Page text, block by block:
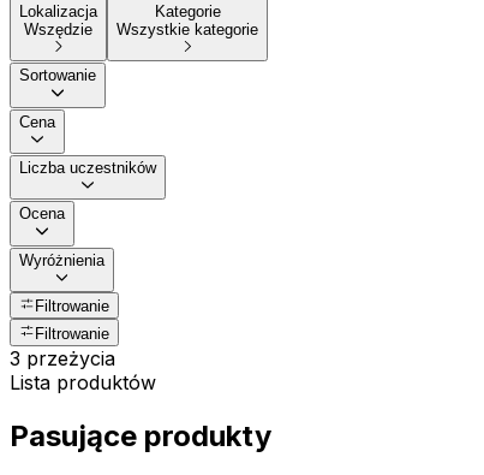
Lokalizacja
Wszędzie
Kategorie
Wszystkie kategorie
Sortowanie
Cena
Liczba uczestników
Ocena
Wyróżnienia
Filtrowanie
Filtrowanie
3 przeżycia
Lista produktów
Pasujące produkty